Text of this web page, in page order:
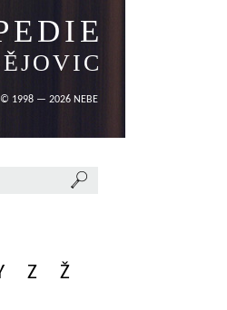
© 1998 — 2026 NEBE
Z Ž